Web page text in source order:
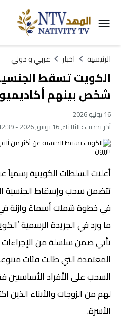
الرئيسية اخبار عربي و دولي
الكويت تسقط
شخص بينهم
16 يونيو 2026
آخر تحديث : الثلاثاء, 16 يونيو, 2026 - 12:39 مساءً
أعلنت السلطات الكويتية
في خطوة شملت أسماءً وازنة
ما ورد في الجريدة الرسمية
تأتي ضمن سلسلة من الإجراءات
المعتمدة التي طالت فئات
السحب على الأفراد الأساسيين
لهم من الزوجات والأبناء الذين
الأسرة.